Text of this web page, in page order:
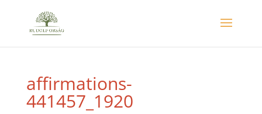
affirmations-
441457_1920